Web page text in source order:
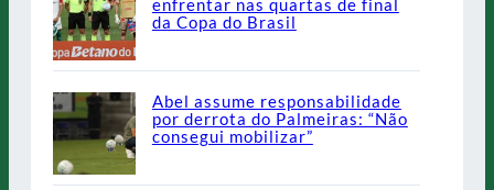
enfrentar nas quartas de final
da Copa do Brasil
Abel assume responsabilidade
por derrota do Palmeiras: “Não
consegui mobilizar”